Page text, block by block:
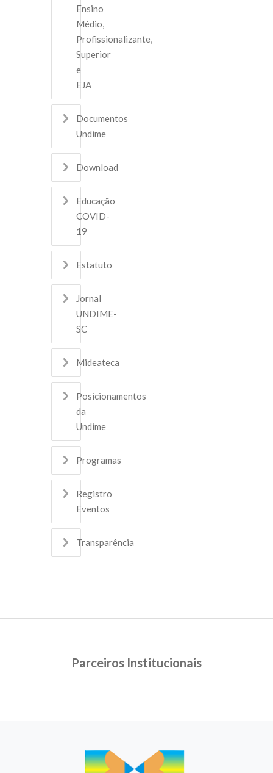
Ensino
Médio,
Profissionalizante,
Superior
e
EJA
Documentos
Undime
Download
Educação
COVID-
19
Estatuto
Jornal
UNDIME-
SC
Mideateca
Posicionamentos
da
Undime
Programas
Registro
Eventos
Transparência
Parceiros Institucionais